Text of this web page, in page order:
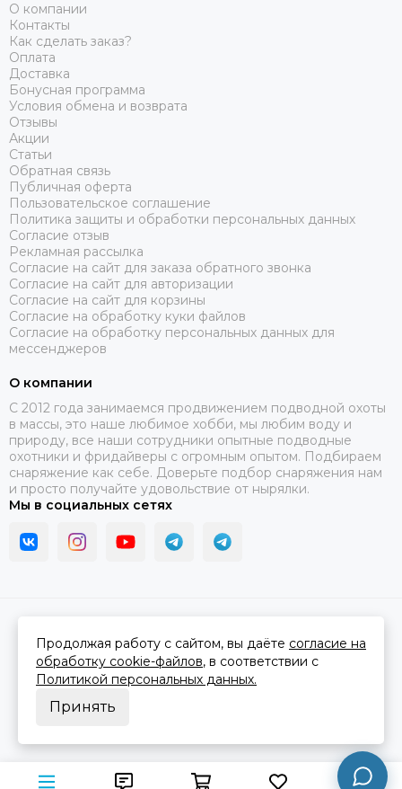
О компании
Контакты
Как сделать заказ?
Оплата
Доставка
Бонусная программа
Условия обмена и возврата
Отзывы
Акции
Статьи
Обратная связь
Публичная оферта
Пользовательское соглашение
Политика защиты и обработки персональных данных
Согласие отзыв
Рекламная рассылка
Согласие на сайт для заказа обратного звонка
Согласие на сайт для авторизации
Согласие на сайт для корзины
Согласие на обработку куки файлов
Согласие на обработку персональных данных для
мессенджеров
О компании
C 2012 года занимаемся продвижением подводной охоты
в массы, это наше любимое хобби, мы любим воду и
природу, все наши сотрудники опытные подводные
охотники и фридайверы с огромным опытом. Подбираем
снаряжение как себе. Доверьте подбор снаряжения нам
и просто получайте удовольствие от нырялки.
Мы в социальных сетях
Сделано вMOSK.STUDIOдля платформыInSales
Продолжая работу с сайтом, вы даёте согласие на
обработку cookie-файлов, в соответствии с
Политикой персональных данных.
Принять